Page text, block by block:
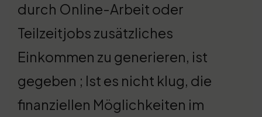
durch Online-Arbeit oder
Teilzeitjobs zusätzliches
Einkommen zu generieren, ist
gegeben ; Ist es nicht klug, die
finanziellen Möglichkeiten im